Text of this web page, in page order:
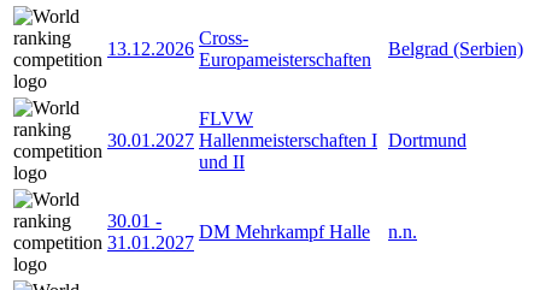
13.12.2026
Cross-
Europameisterschaften
Belgrad (Serbien)
30.01.2027
FLVW
Hallenmeisterschaften I
und II
Dortmund
30.01 -
31.01.2027
DM Mehrkampf Halle n.n.